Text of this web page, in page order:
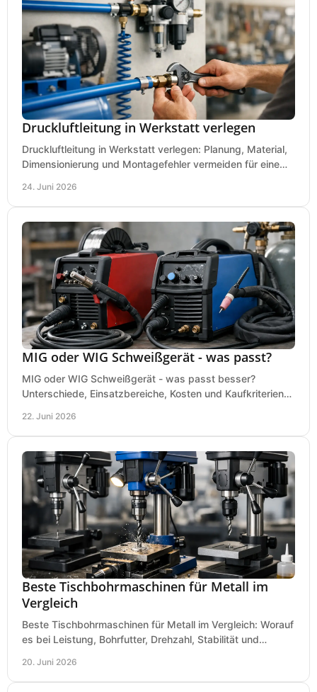
Druckluftleitung in Werkstatt verlegen
Druckluftleitung in Werkstatt verlegen: Planung, Material,
Dimensionierung und Montagefehler vermeiden für eine
24. Juni 2026
MIG oder WIG Schweißgerät - was passt?
MIG oder WIG Schweißgerät - was passt besser?
Unterschiede, Einsatzbereiche, Kosten und Kaufkriterien
22. Juni 2026
Beste Tischbohrmaschinen für Metall im
Vergleich
Beste Tischbohrmaschinen für Metall im Vergleich: Worauf
es bei Leistung, Bohrfutter, Drehzahl, Stabilität und
20. Juni 2026